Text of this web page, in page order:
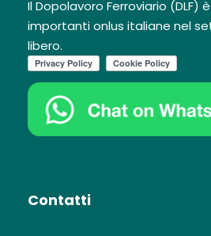
Il Dopolavoro Ferroviario (DLF)
importanti onlus italiane nel
libero.
Contatti